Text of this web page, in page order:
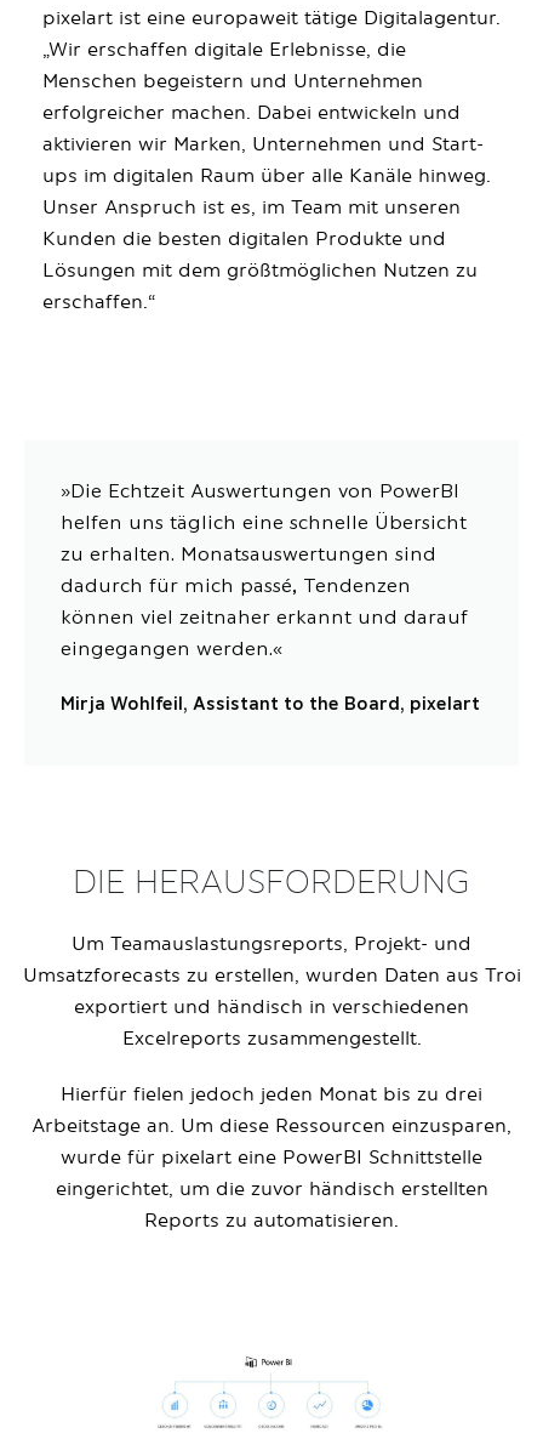
pixelart ist eine europaweit tätige Digitalagentur.
„Wir erschaffen digitale Erlebnisse, die
Menschen begeistern und Unternehmen
erfolgreicher machen. Dabei entwickeln und
aktivieren wir Marken, Unternehmen und Start-
ups im digitalen Raum über alle Kanäle hinweg.
Unser Anspruch ist es, im Team mit unseren
Kunden die besten digitalen Produkte und
Lösungen mit dem größtmöglichen Nutzen zu
erschaffen.“
»Die Echtzeit Auswertungen von PowerBI
helfen uns täglich eine schnelle Übersicht
zu erhalten. Monatsauswertungen sind
dadurch für mich passé, Tendenzen
können viel zeitnaher erkannt und darauf
eingegangen werden.«
Mirja Wohlfeil, Assistant to the Board, pixelart
DIE HERAUSFORDERUNG
Um Teamauslastungsreports, Projekt- und
Umsatzforecasts zu erstellen, wurden Daten aus Troi
exportiert und händisch in verschiedenen
Excelreports zusammengestellt.
Hierfür fielen jedoch jeden Monat bis zu drei
Arbeitstage an. Um diese Ressourcen einzusparen,
wurde für pixelart eine PowerBI Schnittstelle
eingerichtet, um die zuvor händisch erstellten
Reports zu automatisieren.